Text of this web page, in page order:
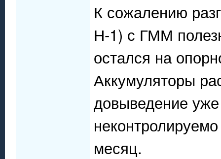
К сожалению
Н-1) с ГММ
остался на
Аккумуляторы
довыведение
месяц.